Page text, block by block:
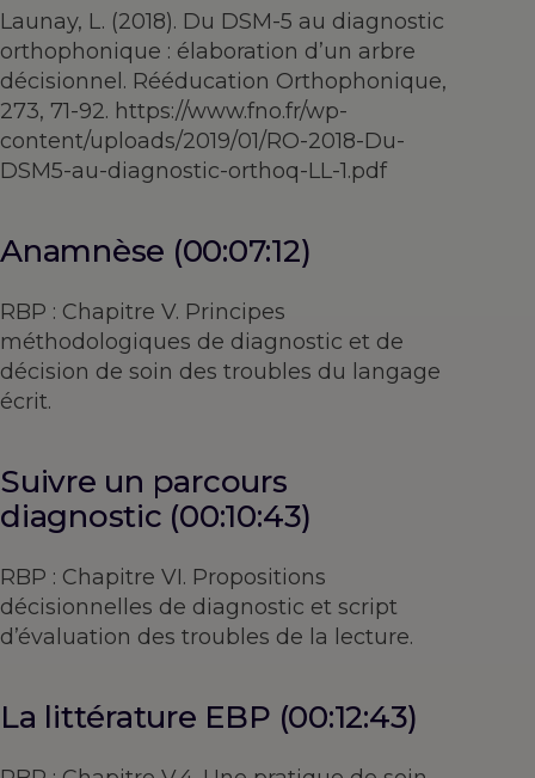
Launay, L. (2018). Du DSM-5 au diagnostic
orthophonique : élaboration d’un arbre
décisionnel. Rééducation Orthophonique,
273, 71-92. https://www.fno.fr/wp-
content/uploads/2019/01/RO-2018-Du-
DSM5-au-diagnostic-orthoq-LL-1.pdf
Anamnèse (00:07:12)
RBP : Chapitre V. Principes
méthodologiques de diagnostic et de
décision de soin des troubles du langage
écrit.
Suivre un parcours
diagnostic (00:10:43)
RBP : Chapitre VI. Propositions
décisionnelles de diagnostic et script
d’évaluation des troubles de la lecture.
La littérature EBP (00:12:43)